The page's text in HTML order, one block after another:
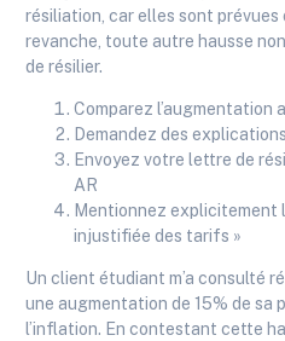
résiliation, car elles sont
revanche, toute autre hausse
de résilier.
Comparez l’augmentation
Demandez des
Envoyez votre lettre de
AR
Mentionnez explicitement
injustifiée des tarifs »
Un client étudiant m’a consulté
une augmentation de 15% de sa
l’inflation. En contestant cette